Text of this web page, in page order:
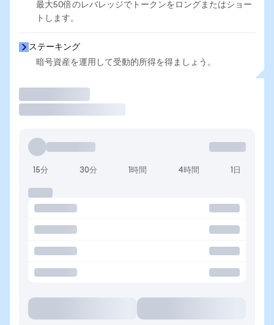
最大50倍のレバレッジでトークンをロングまたはショー
トします。
ステーキング
暗号資産を運用して受動的所得を得ましょう。
15分 30分 1時間 4時間 1日